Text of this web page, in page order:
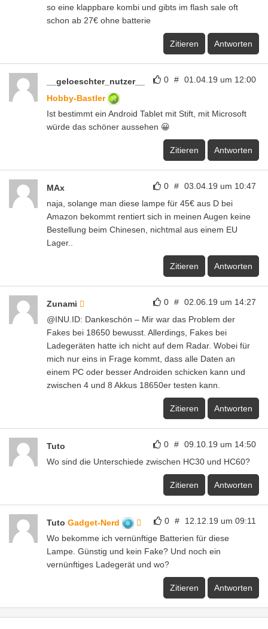
so eine klappbare kombi und gibts im flash sale oft
schon ab 27€ ohne batterie
Zitieren Antworten
0 # 01.04.19 um 12:00
__geloeschter_nutzer__
Hobby-Bastler
Ist bestimmt ein Android Tablet mit Stift, mit Microsoft
würde das schöner aussehen 😀
Zitieren Antworten
0 # 03.04.19 um 10:47
MAx
naja, solange man diese lampe für 45€ aus D bei
Amazon bekommt rentiert sich in meinen Augen keine
Bestellung beim Chinesen, nichtmal aus einem EU
Lager..
Zitieren Antworten
0 # 02.06.19 um 14:27
Zunami
@INU.ID: Dankeschön – Mir war das Problem der
Fakes bei 18650 bewusst. Allerdings, Fakes bei
Ladegeräten hatte ich nicht auf dem Radar. Wobei für
mich nur eins in Frage kommt, dass alle Daten an
einem PC oder besser Androiden schicken kann und
zwischen 4 und 8 Akkus 18650er testen kann.
Zitieren Antworten
0 # 09.10.19 um 14:50
Tuto
Wo sind die Unterschiede zwischen HC30 und HC60?
Zitieren Antworten
0 # 12.12.19 um 09:11
Tuto Gadget-Nerd
Wo bekomme ich vernünftige Batterien für diese
Lampe. Günstig und kein Fake? Und noch ein
vernünftiges Ladegerät und wo?
Zitieren Antworten